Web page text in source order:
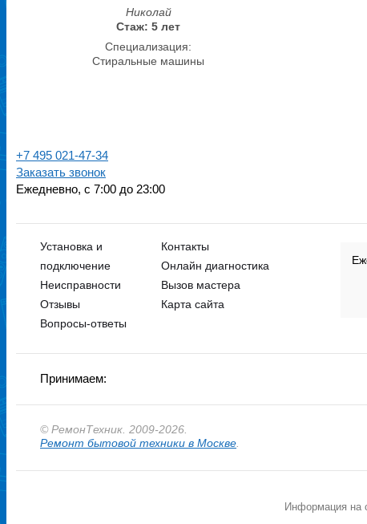
Николай
Стаж: 5 лет
Специализация:
Стиральные машины
Стаж: 8 лет
Специализация:
Стиралки
+7 495 021-47-34
Заказать звонок
Ежедневно, с 7:00 до 23:00
Установка и
подключение
Неисправности
Отзывы
Вопросы-ответы
Контакты
Онлайн диагностика
Вызов мастера
Карта сайта
Принимаем:
© РемонТехник. 2009-2026.
Ремонт бытовой техники в Москве
Информация на